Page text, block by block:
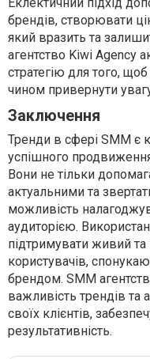
брендів, створювати
який вразить та
агентство Kiwi Agency
стратегію для того,
чином привернути
Заключення
Тренди в сфері SMM
успішного
Вони не тільки
актуальними та
можливість
аудиторією.
підтримувати живий та
користувачів,
брендом. SMM
важливість трендів та
своїх клієнтів,
результативність.